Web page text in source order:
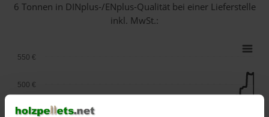
6 Tonnen in DINplus-/ENplus-Qualität bei einer Lieferstelle
inkl. MwSt.:
450 €
500 €
550 €